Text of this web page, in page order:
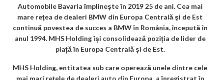
o
o
k
m
ar
Automobile Bavaria împlinește în 2019 25 de ani. Cea mai
mare reţea de dealeri BMW din Europa Centrală şi de Est
continuă povestea de succes a BMW în România, începută în
anul 1994. MHS Holding își consolidează poziția de lider de
piață în Europa Centrală și de Est.
MHS Holding, entitatea sub care operează unele dintre cele
mai mari rețele de dealeri auto din Europa, a înregistrat în